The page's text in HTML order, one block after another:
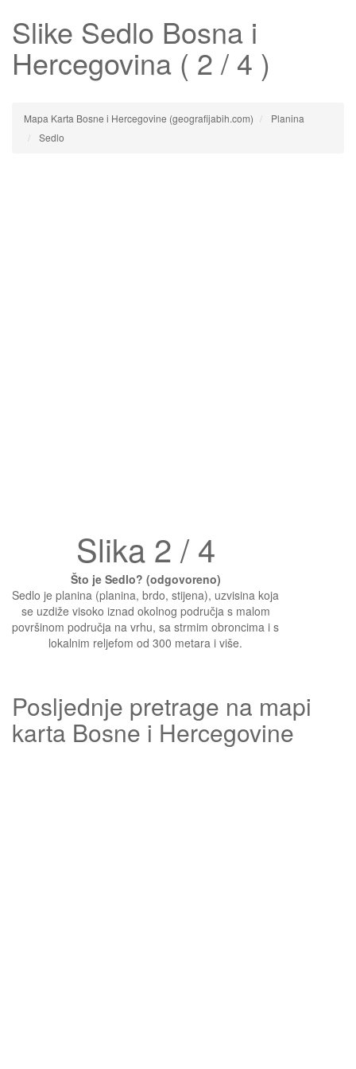
Slike Sedlo Bosna i
Hercegovina ( 2 / 4 )
Mapa Karta Bosne i Hercegovine (geografijabih.com)
Planina
Sedlo
Slika 2 / 4
Što je Sedlo? (odgovoreno)
Sedlo je planina (planina, brdo, stijena), uzvisina koja
se uzdiže visoko iznad okolnog područja s malom
površinom područja na vrhu, sa strmim obroncima i s
lokalnim reljefom od 300 metara i više.
Posljednje pretrage na mapi
karta Bosne i Hercegovine